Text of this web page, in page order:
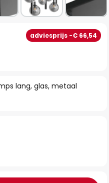
lang, glas, metaal
adviesprijs -€ 66,54